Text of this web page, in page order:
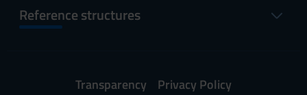
Reference structures
Transparency
Privacy Policy